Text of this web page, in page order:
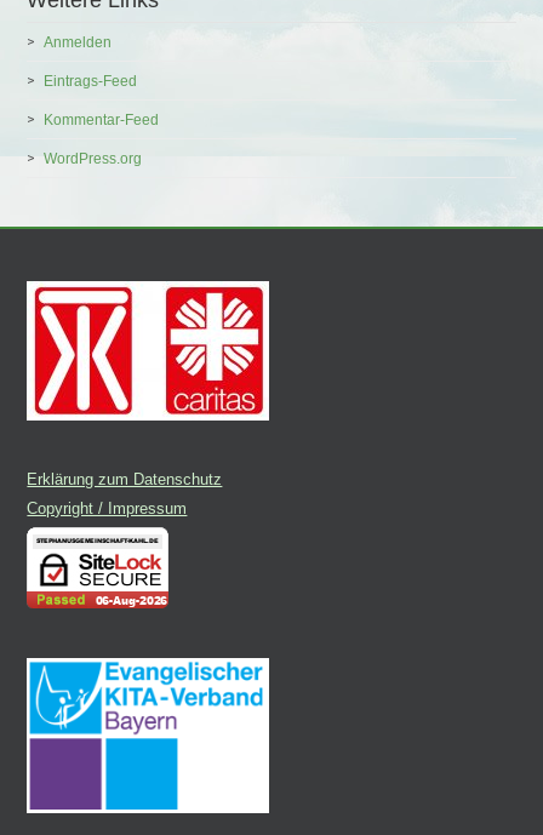
Anmelden
Eintrags-Feed
Kommentar-Feed
WordPress.org
Erklärung zum Datenschutz
Copyright / Impressum